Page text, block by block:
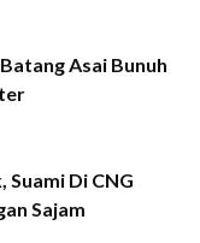
Asai Bunuh
Suami Di CNG
Sajam